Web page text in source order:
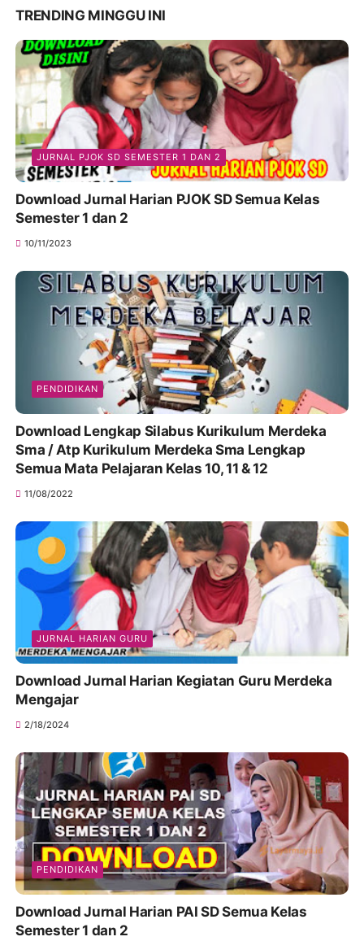
TRENDING MINGGU INI
JURNAL PJOK SD SEMESTER 1 DAN 2
Download Jurnal Harian PJOK SD Semua Kelas
Semester 1 dan 2
10/11/2023
PENDIDIKAN
Download Lengkap Silabus Kurikulum Merdeka
Sma / Atp Kurikulum Merdeka Sma Lengkap
Semua Mata Pelajaran Kelas 10, 11 & 12
11/08/2022
JURNAL HARIAN GURU
Download Jurnal Harian Kegiatan Guru Merdeka
Mengajar
2/18/2024
PENDIDIKAN
Download Jurnal Harian PAI SD Semua Kelas
Semester 1 dan 2